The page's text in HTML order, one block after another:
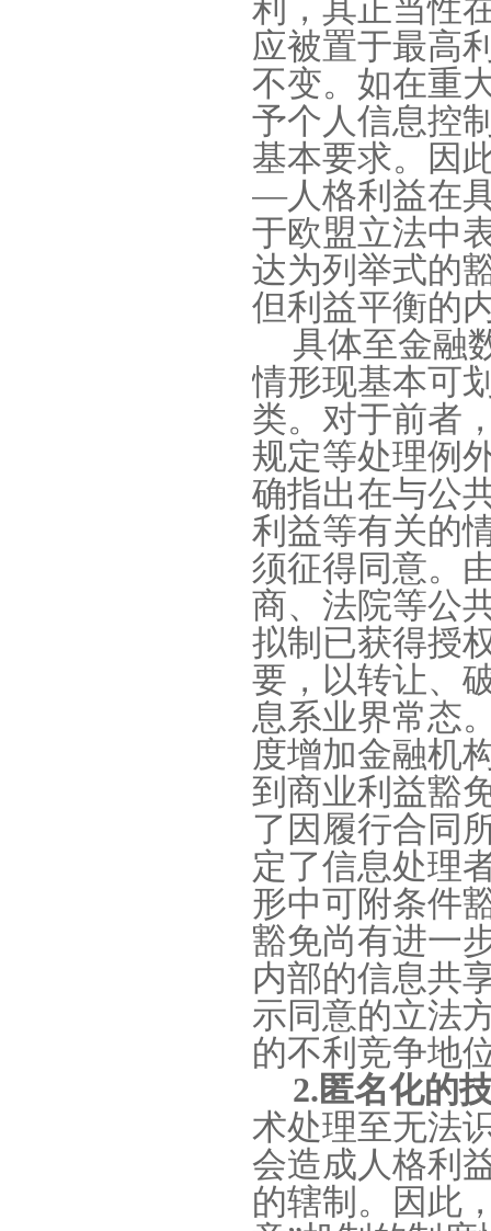
利，其正当性
应被置于最高
不变。如在重
予个人信息控
基本要求。因
—人格利益在
于欧盟立法中
达为列举式的
但利益平衡的
具体至金融
情形现基本可
类。对于前者
规定等处理例
确指出在与公
利益等有关的
须征得同意。
商、法院等公
拟制已获得授
要，以转让、
息系业界常态
度增加金融机
到商业利益豁
了因履行合同
定了信息处理
形中可附条件
豁免尚有进一
内部的信息共
示同意的立法
的不利竞争地
2.匿名化的
术处理至无法
会造成人格利
的辖制。因此